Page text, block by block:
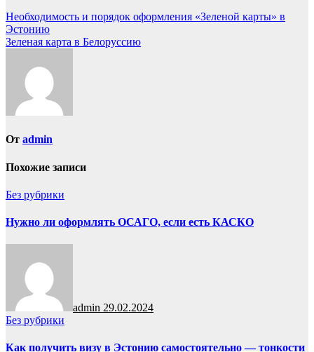
Навигация
по
Необходимость и порядок оформления «Зеленой карты» в
Эстонию
Зеленая карта в Белоруссию
От admin
Похожие записи
Без рубрики
Нужно ли оформлять ОСАГО, если есть КАСКО
admin 29.02.2024
Без рубрики
Как получить визу в Эстонию самостоятельно — тонкости